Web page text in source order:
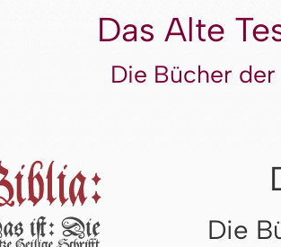
Das Alte
Die Bücher
Die